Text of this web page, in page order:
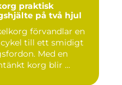
på två hjul
förvandlar en
till ett smidigt
Med en
korg blir ...